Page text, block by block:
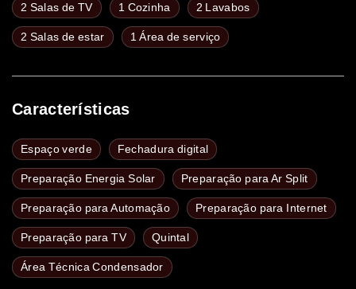
2 Salas de TV 1 Cozinha 2 Lavabos
2 Salas de estar 1 Área de serviço
Características
Espaço verde Fechadura digital
Preparação Energia Solar Preparação para Ar Split
Preparação para Automação Preparação para Internet
Preparação para TV Quintal
Área Técnica Condensador